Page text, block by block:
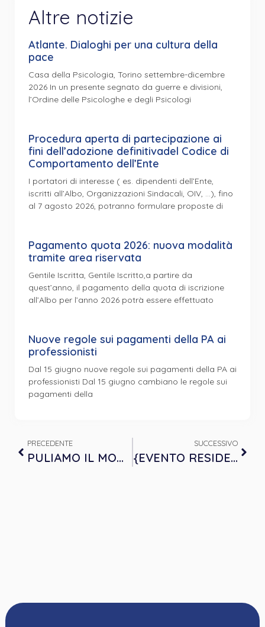
Altre notizie
Atlante. Dialoghi per una cultura della
pace
Casa della Psicologia, Torino settembre-dicembre
2026 In un presente segnato da guerre e divisioni,
l’Ordine delle Psicologhe e degli Psicologi
Procedura aperta di partecipazione ai
fini dell’adozione definitivadel Codice di
Comportamento dell’Ente
I portatori di interesse ( es. dipendenti dell’Ente,
iscritti all’Albo, Organizzazioni Sindacali, OIV, …), fino
al 7 agosto 2026, potranno formulare proposte di
Pagamento quota 2026: nuova modalità
tramite area riservata
Gentile Iscritta, Gentile Iscritto,a partire da
quest’anno, il pagamento della quota di iscrizione
all’Albo per l’anno 2026 potrà essere effettuato
Nuove regole sui pagamenti della PA ai
professionisti
Dal 15 giugno nuove regole sui pagamenti della PA ai
professionisti Dal 15 giugno cambiano le regole sui
pagamenti della
PRECEDENTE
PULIAMO IL MONDO – Domenica 22 settembre ore 14.30, Sermig/Giardino Pellegrino Aurora (Torino)
SUCCESSIVO
{EVENTO RESIDENZIALE} 8 CREDITI ECM – “I disturbi psicosomatici”